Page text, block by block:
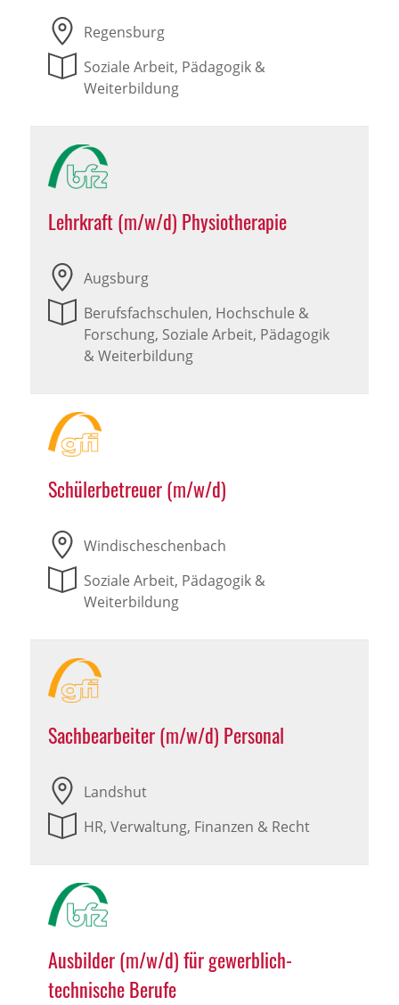
Regensburg
Soziale Arbeit, Pädagogik &
Weiterbildung
Lehrkraft (m/w/d) Physiotherapie
Augsburg
Berufsfachschulen, Hochschule &
Forschung, Soziale Arbeit, Pädagogik
& Weiterbildung
Schülerbetreuer (m/w/d)
Windischeschenbach
Soziale Arbeit, Pädagogik &
Weiterbildung
Sachbearbeiter (m/w/d) Personal
Landshut
HR, Verwaltung, Finanzen & Recht
Ausbilder (m/w/d) für gewerblich-
technische Berufe